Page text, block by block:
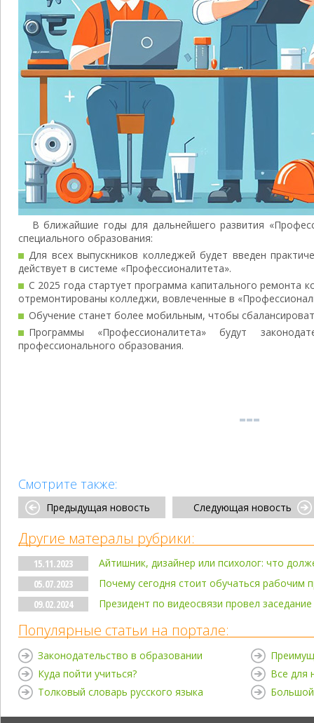
В ближайшие годы для дальнейшего развития
специального образования:
Для всех выпускников колледжей будет введен
действует в системе «Профессионалитета».
С 2025 года стартует программа капитального ремонта
отремонтированы колледжи, вовлеченные в
Обучение станет более мобильным, чтобы
Программы «Профессионалитета» будут
профессионального образования.
Смотрите также:
Предыдущая новость Следующая новость
Другие матералы рубрики:
15.11.2023
Айтишник, дизайнер или психолог: что
05.07.2023
Почему сегодня стоит обучаться рабочим
09.02.2024
Президент по видеосвязи провел
Популярные статьи на портале:
Законодательство в образовании
Куда пойти учиться?
Толковый словарь русского языка
Все для
Большой